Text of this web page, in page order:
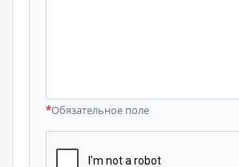
*Обязательное поле